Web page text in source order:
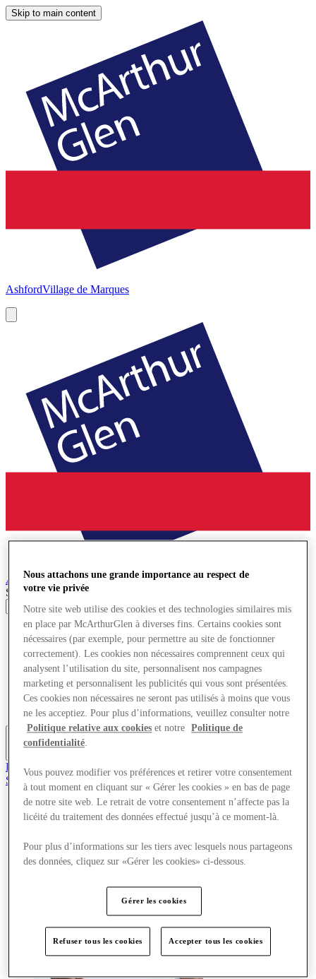
Skip to main content
AshfordVillage de Marques
AshfordVillage de Marques
Search input
Magasins
Offres
Planifiez votre visite
Quoi de neuf
Mangez et buvez
Cartes cadeaux
Services
Rejoignez le club
Sauvé
fr
Magasins
Planifiez votre visite
Quoi de neuf
Mangez et buvez
Plus
Nous attachons une grande importance au respect de
votre vie privée
Notre site web utilise des cookies et des technologies similaires mis
en place par McArthurGlen à diverses fins. Certains cookies sont
nécessaires (par exemple, pour permettre au site de fonctionner
correctement). Les cookies non nécessaires comprennent ceux qui
analysent l’utilisation du site, personnalisent nos campagnes
marketing et personnalisent les publicités qui vous sont présentées.
Ces cookies non nécessaires ne seront pas utilisés à moins que vous
ne les acceptiez. Pour plus d’informations, veuillez consulter notre
Politique relative aux cookies et notre
Politique de
confidentialité.
Vous pouvez modifier vos préférences et retirer votre consentement
à tout moment en cliquant sur « Gérer les cookies » en bas de page
de notre site web. Le retrait de votre consentement n’affecte pas la
licéité du traitement des données effectué jusqu’à ce moment-là.
Pour plus d’informations sur les tiers avec lesquels nous partageons
des données, cliquez sur «Gérer les cookies» ci-dessous.
Gérer les cookies
Refuser tous les cookies Accepter tous les cookies